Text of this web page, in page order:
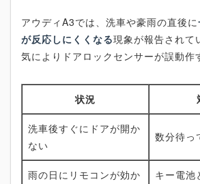
アウディA3では、洗車や豪雨の直後に
が反応しにくくなる現象が報告されて
気によりドアロックセンサーが誤動作
状況
洗車後すぐにドアが開か
ない
数分待っ
雨の日にリモコンが効か
キー電池